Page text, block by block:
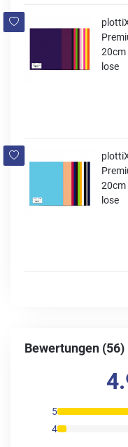
20cm
lose
20cm
lose
Bewertungen (56)
5
4